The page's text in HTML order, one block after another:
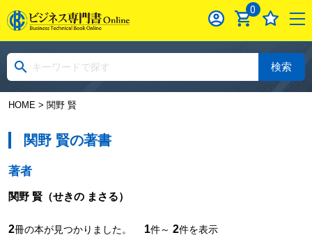
0
検索
HOME> 関野 賢
関野 賢の著書
著者
関野 賢（せきの まさる）
2冊の本が見つかりました。 1件～ 2件を表示